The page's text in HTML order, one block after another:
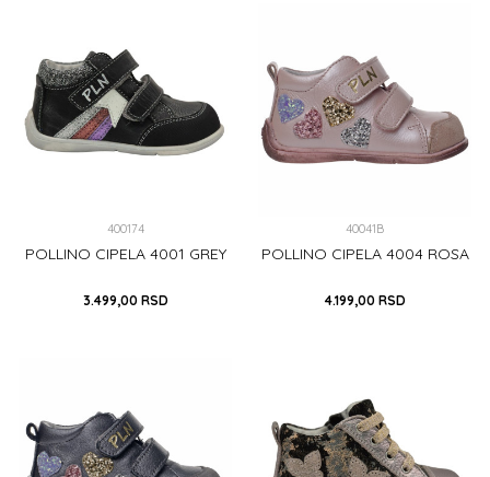
400174
POLLINO CIPELA 4001 GREY
3.499,00 RSD
40041B
POLLINO CIPELA 4004 ROSA
4.199,00 RSD